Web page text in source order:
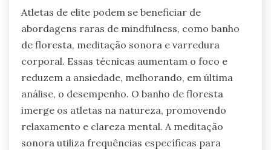
Atletas de elite podem se beneficiar de
abordagens raras de mindfulness, como banho
de floresta, meditação sonora e varredura
corporal. Essas técnicas aumentam o foco e
reduzem a ansiedade, melhorando, em última
análise, o desempenho. O banho de floresta
imerge os atletas na natureza, promovendo
relaxamento e clareza mental. A meditação
sonora utiliza frequências específicas para